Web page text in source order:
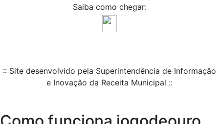
Saiba como chegar:
:: Site desenvolvido pela Superintendência de Informação
e Inovação da Receita Municipal ::